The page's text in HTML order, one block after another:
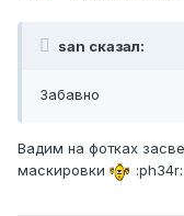
san сказал:
Забавно
Вадим на фотках
маскировки